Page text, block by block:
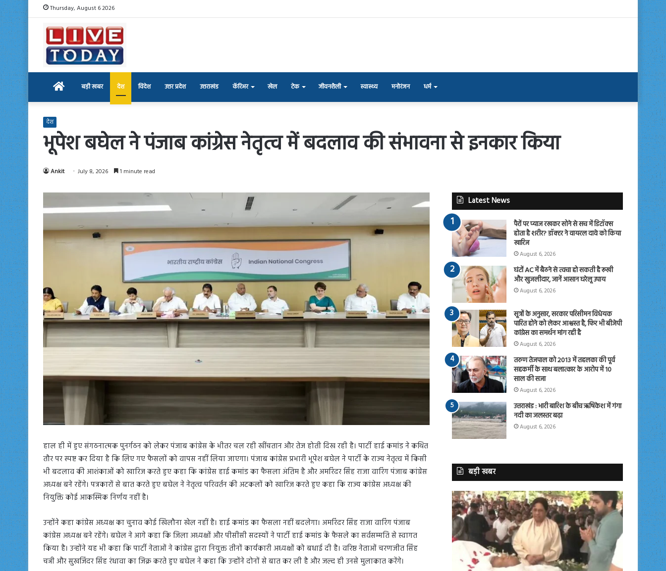
Thursday, August 6 2026
Home बड़ी खबर देश विदेश उत्तर प्रदेश उत्तराखंड कॅरिअर खेल टेक जीवनशैली स्वास्थ्य मनोरंजन धर्म
देश
भूपेश बघेल ने पंजाब कांग्रेस नेतृत्व में बदलाव की संभावना से इनकार किया
Ankit July 8, 2026 1 minute read
हाल ही में हुए संगठनात्मक पुनर्गठन को लेकर पंजाब कांग्रेस के भीतर चल रही खींचतान और तेज होती दिख रही है। पार्टी हाई कमांड ने कथित
तौर पर स्पष्ट कर दिया है कि लिए गए फैसलों को वापस नहीं लिया जाएगा। पंजाब कांग्रेस प्रभारी भूपेश बघेल ने पार्टी के राज्य नेतृत्व में किसी
भी बदलाव की आशंकाओं को खारिज करते हुए कहा कि कांग्रेस हाई कमांड का फैसला अंतिम है और अमरिंदर सिंह राजा वारिंग पंजाब कांग्रेस
अध्यक्ष बने रहेंगे। पत्रकारों से बात करते हुए बघेल ने नेतृत्व परिवर्तन की अटकलों को खारिज करते हुए कहा कि राज्य कांग्रेस अध्यक्ष की
नियुक्ति कोई आकस्मिक निर्णय नहीं है।
उन्होंने कहा कांग्रेस अध्यक्ष का चुनाव कोई खिलौना खेल नहीं है। हाई कमांड का फैसला नहीं बदलेगा। अमरिंदर सिंह राजा वारिंग पंजाब
कांग्रेस अध्यक्ष बने रहेंगे। बघेल ने आगे कहा कि जिला अध्यक्षों और पीसीसी सदस्यों ने पार्टी हाई कमांड के फैसले का सर्वसम्मति से स्वागत
किया है। उन्होंने यह भी कहा कि पार्टी नेताओं ने कांग्रेस द्वारा नियुक्त तीनों कार्यकारी अध्यक्षों को बधाई दी है। वरिष्ठ नेताओं चरणजीत सिंह
चन्नी और सुखजिंदर सिंह रंधावा का जिक्र करते हुए बघेल ने कहा कि उन्होंने दोनों से बात कर ली है और जल्द ही उनसे मुलाकात करेंगे।
Latest News
पैरों पर प्याज रखकर सोने से सच में डिटॉक्स
होता है शरीर? डॉक्टर ने वायरल दावे को किया
खारिज
August 6, 2026
घंटों AC में बैठने से त्वचा हो सकती है रूखी
और खुजलीदार, जानें आसान घरेलू उपाय
August 6, 2026
सूत्रों के अनुसार, सरकार परिसीमन विधेयक
पारित होने को लेकर आश्वस्त है, फिर भी बीजेपी
कांग्रेस का समर्थन मांग रही है
August 6, 2026
तरुण तेजपाल को 2013 में तहलका की पूर्व
सहकर्मी के साथ बलात्कार के आरोप में 10
साल की सजा
August 6, 2026
उत्तराखंड : भारी बारिश के बीच ऋषिकेश में गंगा
नदी का जलस्तर बढ़ा
August 6, 2026
बड़ी खबर